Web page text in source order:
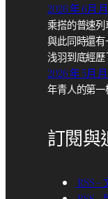
2026 年 6月
乘搭的普速
與此同時還
浅羽到底經
2026 年 5月
年青人的第
訂閱與
RSS –